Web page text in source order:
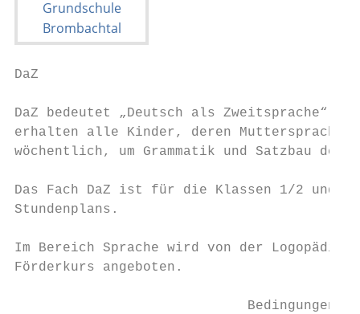
DaZ
DaZ bedeutet „Deutsch als Zweitsprache“.
erhalten alle Kinder, deren Muttersprache
wöchentlich, um Grammatik und Satzbau der
Das Fach DaZ ist für die Klassen 1/2 und
Stundenplans.
Im Bereich Sprache wird von der Logopädin
Förderkurs angeboten.
Bedingungen